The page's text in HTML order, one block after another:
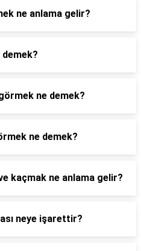
ne anlama gelir?
ne demek?
ne demek?
kaçmak ne anlama gelir?
neye işarettir?